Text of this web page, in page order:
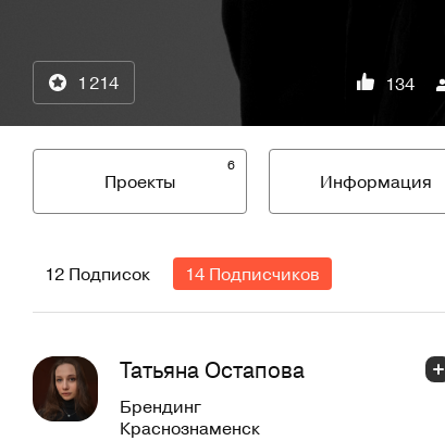
1 214 134
6
Проекты Информация
12 Подписок 14 Подписчиков
Татьяна Остапова
Брендинг
Краснознаменск